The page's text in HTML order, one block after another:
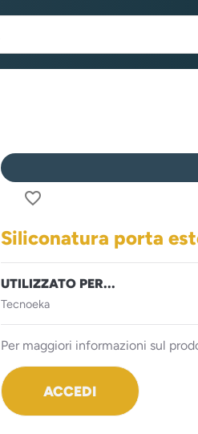
favorite_border
Siliconatura porta
UTILIZZATO PER...
Tecnoeka
Per maggiori informazioni sul
ACCEDI